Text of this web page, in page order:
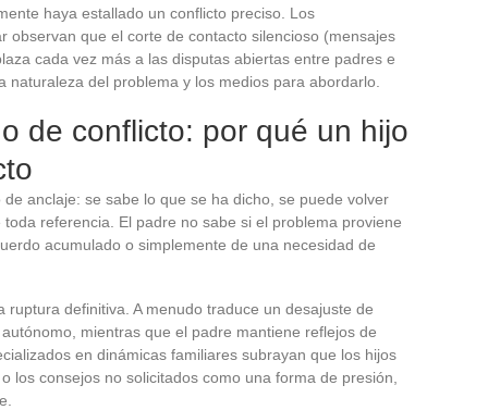
haya estallado un conflicto preciso. Los
observan que el corte de contacto silencioso (mensajes
cada vez más a las disputas abiertas entre padres e
naturaleza del problema y los medios para abordarlo.
de conflicto: por qué un hijo
anclaje: se sabe lo que se ha dicho, se puede volver
referencia. El padre no sabe si el problema proviene
acumulado o simplemente de una necesidad de
definitiva. A menudo traduce un desajuste de
mientras que el padre mantiene reflejos de
en dinámicas familiares subrayan que los hijos
los consejos no solicitados como una forma de presión,